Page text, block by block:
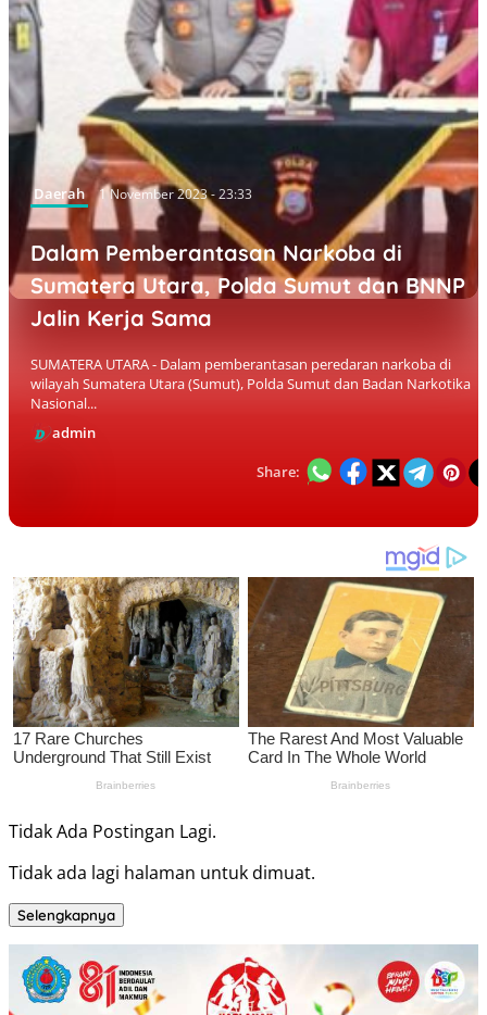
Daerah 1 November 2023 - 23:33
Dalam Pemberantasan Narkoba di
Sumatera Utara, Polda Sumut dan BNNP
Jalin Kerja Sama
SUMATERA UTARA - Dalam pemberantasan peredaran narkoba di
wilayah Sumatera Utara (Sumut), Polda Sumut dan Badan Narkotika
Nasional...
admin
Share:
Tidak Ada Postingan Lagi.
Tidak ada lagi halaman untuk dimuat.
Selengkapnya